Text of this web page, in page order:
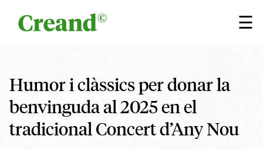
☰
×
Humor i clàssics per donar la
benvinguda al 2025 en el
tradicional Concert d’Any Nou